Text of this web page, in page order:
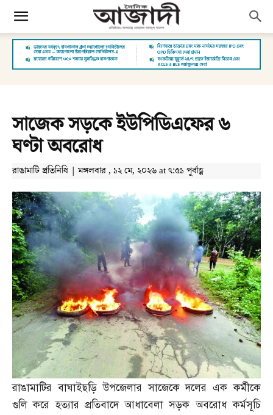
সাজেক সড়কে ইউপিডিএফের ৬
ঘণ্টা অবরোধ
রাঙামাটি প্রতিনিধি | মঙ্গলবার , ১২ মে, ২০২৬ at ৭:৫১ পূর্বাহ্ণ
রাঙামাটির বাঘাইছড়ি উপজেলার সাজেকে দলের এক কর্মীকে
গুলি করে হত্যার প্রতিবাদে আধাবেলা সড়ক অবরোধ কর্মসূচি